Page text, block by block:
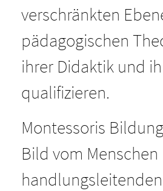
Downloads
DozentInnen
Kontaktdaten
Kursort
Seminarräume
Impressum
Datenschutz
Cookie-
AGBs
verschränkten
pädagogischen
ihrer Didaktik und
qualifizieren.
Montessoris
Bild vom